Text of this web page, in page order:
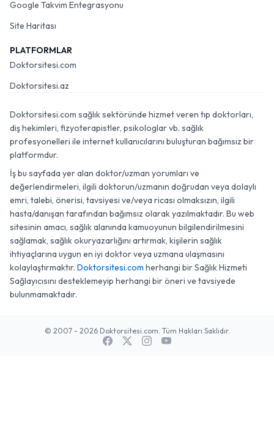
Google Takvim Entegrasyonu
Site Haritası
PLATFORMLAR
Doktorsitesi.com
Doktorsitesi.az
Doktorsitesi.com sağlık sektöründe hizmet veren tıp doktorları,
diş hekimleri, fizyoterapistler, psikologlar vb. sağlık
profesyonelleri ile internet kullanıcılarını buluşturan bağımsız bir
platformdur.
İş bu sayfada yer alan doktor/uzman yorumları ve
değerlendirmeleri, ilgili doktorun/uzmanın doğrudan veya dolaylı
emri, talebi, önerisi, tavsiyesi ve/veya ricası olmaksızın, ilgili
hasta/danışan tarafından bağımsız olarak yazılmaktadır. Bu web
sitesinin amacı, sağlık alanında kamuoyunun bilgilendirilmesini
sağlamak, sağlık okuryazarlığını artırmak, kişilerin sağlık
ihtiyaçlarına uygun en iyi doktor veya uzmana ulaşmasını
kolaylaştırmaktır. Doktorsitesi.com herhangi bir Sağlık Hizmeti
Sağlayıcısını desteklemeyip herhangi bir öneri ve tavsiyede
bulunmamaktadır.
© 2007 - 2026 Doktorsitesi.com. Tüm Hakları Saklıdır.